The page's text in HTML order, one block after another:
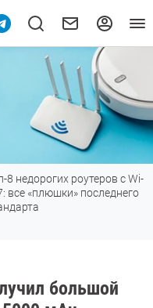
8 недорогих роутеров с Wi-
все «плюшки» последнего
большой